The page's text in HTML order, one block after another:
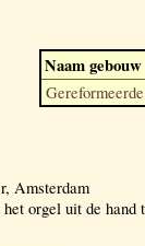
Naam gebouw
Amsterdam
orgel uit de hand